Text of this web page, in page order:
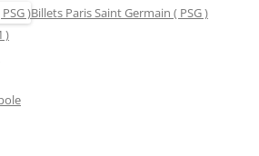
Billets Paris Saint Germain ( PSG )
)